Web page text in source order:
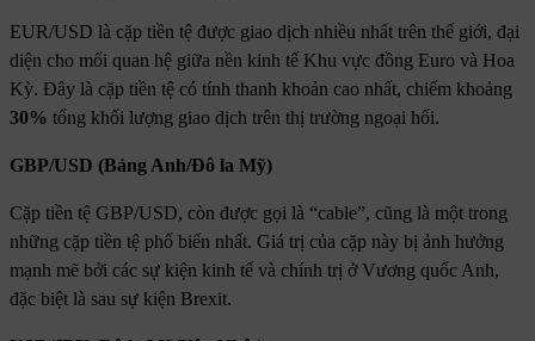
EUR/USD là cặp tiền tệ được giao dịch nhiều nhất trên thế giới, đại
diện cho mối quan hệ giữa nền kinh tế Khu vực đồng Euro và Hoa
Kỳ. Đây là cặp tiền tệ có tính thanh khoản cao nhất, chiếm khoảng
30% tổng khối lượng giao dịch trên thị trường ngoại hối.
GBP/USD (Bảng Anh/Đô la Mỹ)
Cặp tiền tệ GBP/USD, còn được gọi là “cable”, cũng là một trong
những cặp tiền tệ phổ biến nhất. Giá trị của cặp này bị ảnh hưởng
mạnh mẽ bởi các sự kiện kinh tế và chính trị ở Vương quốc Anh,
đặc biệt là sau sự kiện Brexit.